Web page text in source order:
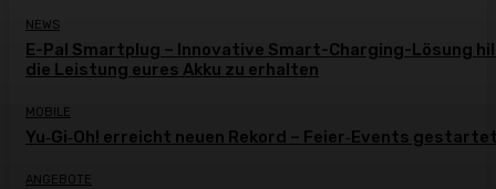
NEWS
E-Pal Smartplug – Innovative Smart-Charging-Lösung
die Leistung eures Akku zu erhalten
MOBILE
Yu‑Gi‑Oh! erreicht neuen Rekord – Feier‑Events
ANGEBOTE